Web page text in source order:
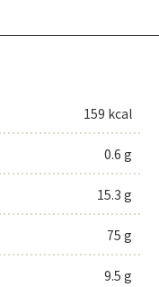
159 kcal
0.6 g
15.3 g
75 g
9.5 g